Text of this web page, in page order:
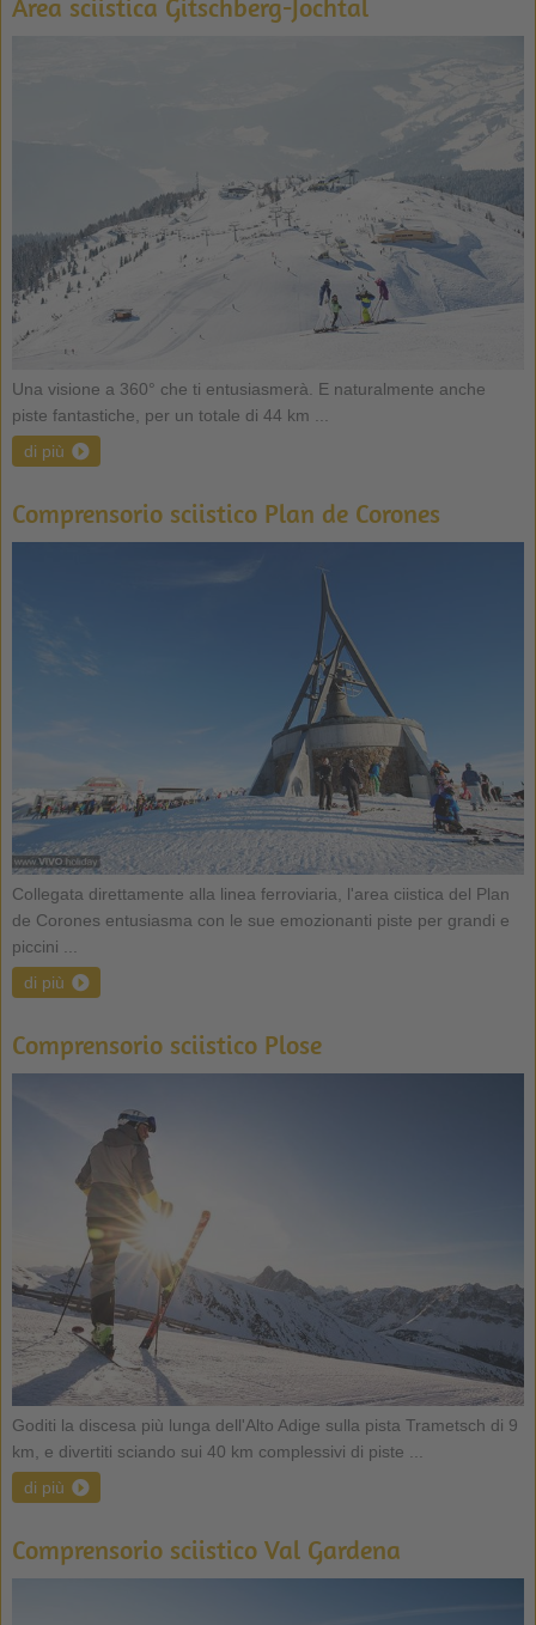
Area sciistica Gitschberg-Jochtal
Una visione a 360° che ti entusiasmerà. E naturalmente anche
piste fantastiche, per un totale di 44 km ...
di più
Comprensorio sciistico Plan de Corones
Collegata direttamente alla linea ferroviaria, l'area ciistica del Plan
de Corones entusiasma con le sue emozionanti piste per grandi e
piccini ...
di più
Comprensorio sciistico Plose
Goditi la discesa più lunga dell'Alto Adige sulla pista Trametsch di 9
km, e divertiti sciando sui 40 km complessivi di piste ...
di più
Comprensorio sciistico Val Gardena